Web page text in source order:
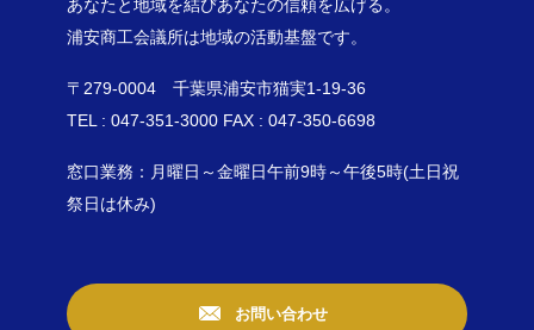
あなたと地域を結びあなたの信頼を広げる。
浦安商工会議所は地域の活動基盤です。
〒279-0004 千葉県浦安市猫実1-19-36
TEL : 047-351-3000 FAX : 047-350-6698
窓口業務：月曜日～金曜日午前9時～午後5時(土日祝
祭日は休み)
お問い合わせ